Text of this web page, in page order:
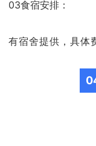
03食宿安排：
有宿舍提供，具体